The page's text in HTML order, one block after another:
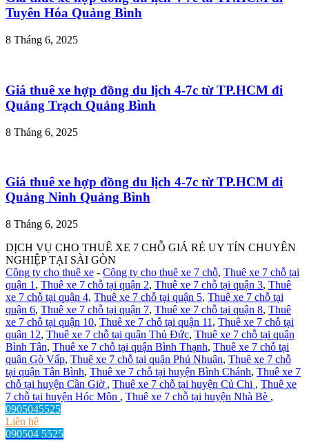
Tuyên Hóa Quảng Bình
8 Tháng 6, 2025
Giá thuê xe hợp đồng du lịch 4-7c từ TP.HCM đi
Quảng Trạch Quảng Bình
8 Tháng 6, 2025
Giá thuê xe hợp đồng du lịch 4-7c từ TP.HCM đi
Quảng Ninh Quảng Bình
8 Tháng 6, 2025
DỊCH VỤ CHO THUÊ XE 7 CHỖ GIÁ RẺ UY TÍN CHUYÊN
NGHIỆP TẠI SÀI GÒN
Công ty cho thuê xe - Công ty cho thuê xe 7 chỗ, Thuê xe 7 chỗ tại
quận 1 , Thuê xe 7 chỗ tại quận 2, Thuê xe 7 chỗ tại quận 3, Thuê
xe 7 chỗ tại quận 4, Thuê xe 7 chỗ tại quận 5, Thuê xe 7 chỗ tại
quận 6, Thuê xe 7 chỗ tại quận 7, Thuê xe 7 chỗ tại quận 8, Thuê
xe 7 chỗ tại quận 10, Thuê xe 7 chỗ tại quận 11 , Thuê xe 7 chỗ tại
quận 12, Thuê xe 7 chỗ tại quận Thủ Đức, Thuê xe 7 chỗ tại quận
Bình Tân, Thuê xe 7 chỗ tại quận Bình Thạnh, Thuê xe 7 chỗ tại
quận Gò Vấp, Thuê xe 7 chỗ tại quận Phú Nhuận, Thuê xe 7 chỗ
tại quận Tân Bình, Thuê xe 7 chỗ tại huyện Bình Chánh, Thuê xe 7
chỗ tại huyện Cần Giờ , Thuê xe 7 chỗ tại huyện Củ Chi , Thuê xe
7 chỗ tại huyện Hóc Môn , Thuê xe 7 chỗ tại huyện Nhà Bè ,
0905045525
Liên hệ
090504 5525